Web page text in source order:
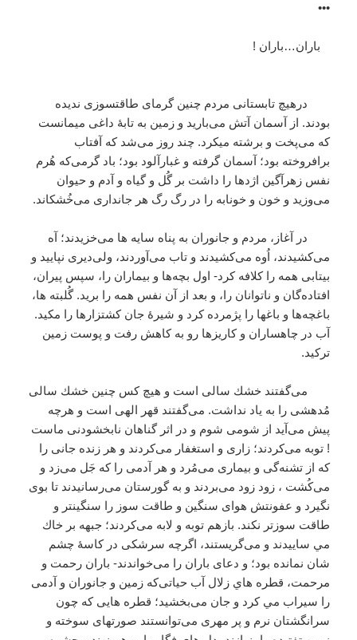
•••
باران…باران !
درهيچ تابستانی مردم چنين گرمای طاقتسوزی نديده
بودند. از آسمان آتش می‌باريد و زمين به تابۀ داغی ميمانست
كه می‌پخت و برشته ميكرد. چند روز می‌شد كه آفتاب
برافروخته بود؛ آسمان گرفته و غبارآلود بود؛ باد گرمی‌كه هُرم
نفس زهرآگين اژدها را داشت بر گُل و گياه و آدم و حيوان
می‌وزيد و خون و خونابه را در رگ رگ هر جانداری می‌خُشكاند.
در آغاز، مردم و جانوران به پناه سايه ها می‌خزيدند؛ آه
می‌كشيدند، اُوه می‌كشيدند و تاب می‌آوردند، ولی‌ديری‌ نپاييد و
بيتابی همه را كلافه كرد- اول بچه‌ها و بيماران را، سپس پيران،
افتاده‌گان و ناتوانان را، و بعد از آن نفس همه را بريد. گُلبته ها،
باغچه‌ها و باغها را پژمرده كرد و شيرۀ جان كشتزارها را مكيد.
آب در چاهساران و كاريزها رو به كاهش رفت و پوست زمين
تركيد.
می‌گفتند خشك سالی است و هيچ كس چنين خشك سالی
مُدهشی را به ياد نداشت. می‌گفتند قهر الهی است و هرچه
پيش می‌آيد از شومی‌ شوم و در اثر گناهان نابخشودنی ماست
! توبه می‌كردند؛ زاری و استغفار می‌كردند و هر زنده جانی را
كه از تشنه‌گی و بيماری می‌مُرد و هر آدمی را كه جَل می‌زد و
می‌كُشت ، زود زود می‌بردند و به گورستان می‌رسانيدند تا بوی
نگيرد و عفونتش هوای سنگين و طاقت سوز را سنگينتر و
طاقت سوزتر نكند. بازهم توبه و لابه می‌كردند؛ جبهه بر خاك
مي ساييدند و می‌گريستند، اگرچه سرشكی در كاسۀ چشم
شان نمانده بود؛ و دعای باران را می‌خواندند- باران رحمت و
مرحمت، قطره هاي زلال آب حياتی‌كه زمين و جانوران و آدمی
را سيراب مي كرد و جان می‌بخشيد؛ قطره هایی كه چون
سرانگشتان نرم و پر مهری می‌توانستند صورتهای سوخته و